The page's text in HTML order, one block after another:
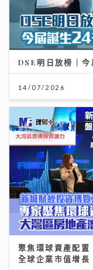
DSE明日放榜｜
14/07/2026
聚焦環球資產配
全球企業市值增長